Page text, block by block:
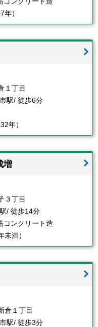
）
１丁目
駅/ 徒歩6分
年）
増
３丁目
/ 徒歩14分
コンクリート造
満）
倉１丁目
駅/ 徒歩3分